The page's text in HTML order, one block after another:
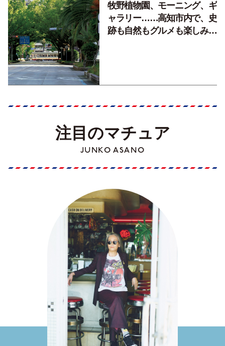
牧野植物園、モーニング、ギ
ャラリー……高知市内で、史
跡も自然もグルメも楽しみ尽
注目のマチュア
JUNKO ASANO